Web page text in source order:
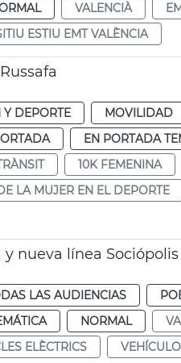
VALENCIÀ
ESTIU EMT VALÈNCIA
DEPORTE MOVILIDAD
EN PORTADA
10K FEMENINA
LA MUJER EN EL DEPORTE
y nueva línea Sociópolis
LAS AUDIENCIAS
NORMAL
ELÈCTRICS